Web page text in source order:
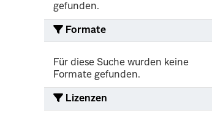
gefunden.
Formate
Für diese Suche wurden keine
Formate gefunden.
Lizenzen